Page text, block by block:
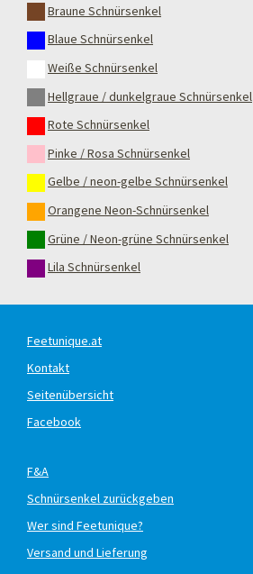
Braune Schnürsenkel
Blaue Schnürsenkel
Weiße Schnürsenkel
Hellgraue / dunkelgraue Schnürsenkel
Rote Schnürsenkel
Pinke / Rosa Schnürsenkel
Gelbe / neon-gelbe Schnürsenkel
Orangene Neon-Schnürsenkel
Grüne / Neon-grüne Schnürsenkel
Lila Schnürsenkel
Feetunique.at
Kontakt
Seitenübersicht
Facebook
F&A
Schnürsenkel zurückgeben
Wer sind Feetunique?
Versand und Lieferung